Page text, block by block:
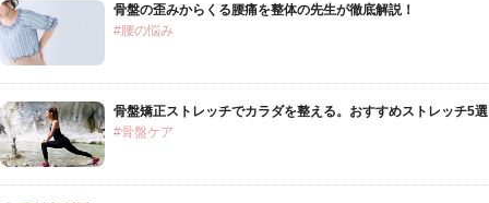
骨盤の歪みからくる腰痛を整体の先生が徹底解説！
#腰の悩み
骨盤矯正ストレッチでカラダを整える。おすすめストレッチ5選
#骨盤ケア